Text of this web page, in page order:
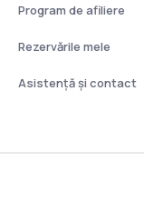
Program de afiliere
Rezervările mele
Asistenţă şi contact